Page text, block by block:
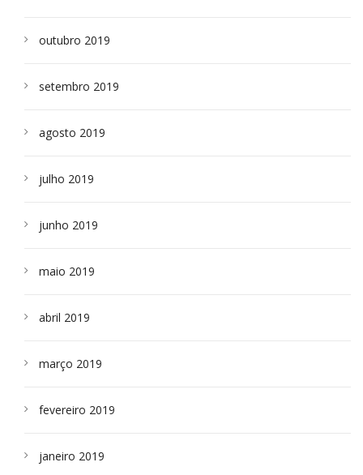
outubro 2019
setembro 2019
agosto 2019
julho 2019
junho 2019
maio 2019
abril 2019
março 2019
fevereiro 2019
janeiro 2019